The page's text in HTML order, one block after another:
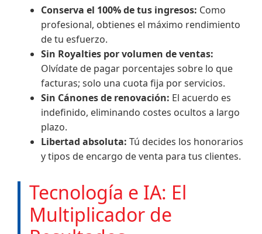
Conserva el 100% de tus ingresos: Como
profesional, obtienes el máximo rendimiento
de tu esfuerzo.
Sin Royalties por volumen de ventas:
Olvídate de pagar porcentajes sobre lo que
facturas; solo una cuota fija por servicios.
Sin Cánones de renovación: El acuerdo es
indefinido, eliminando costes ocultos a largo
plazo.
Libertad absoluta: Tú decides los honorarios
y tipos de encargo de venta para tus clientes.
Tecnología e IA: El
Multiplicador de